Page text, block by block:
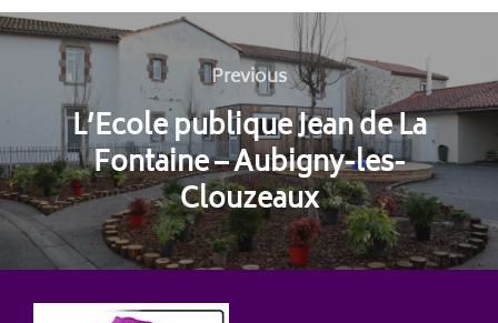
Navigation
l’article
Previous
Previous
L’Ecole publique Jean de La
Fontaine – Aubigny-les-
Clouzeaux